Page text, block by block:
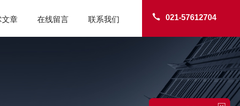
021-57612704
文章 在线留言 联系我们